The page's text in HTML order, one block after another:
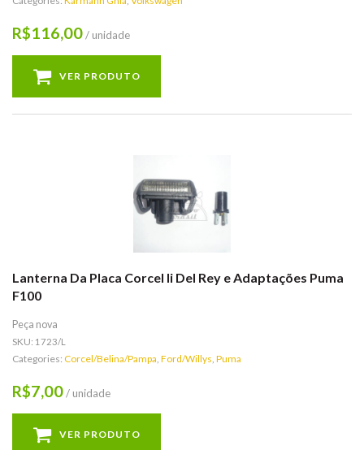
R$116,00/ unidade
VER PRODUTO
Lanterna Da Placa Corcel Ii Del Rey e Adaptações Puma
F100
Peça nova
SKU: 1723/L
Categories: Corcel/Belina/Pampa, Ford/Willys, Puma
R$7,00/ unidade
VER PRODUTO